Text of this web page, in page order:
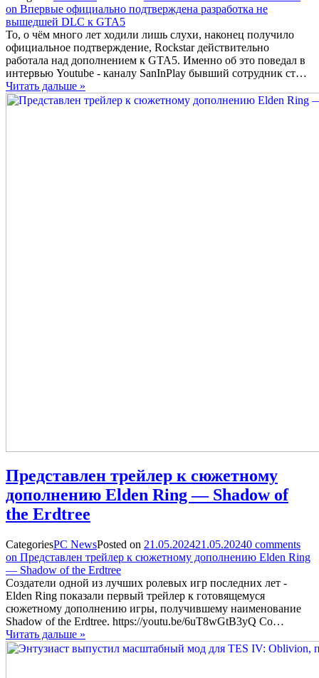
on Впервые официально подтверждена разработка не
вышедшей DLC к GTA5
То, о чём много лет ходили лишь слухи, наконец получило
официальное подтверждение, Rockstar действительно
работала над дополнением к GTA5. Именно об это поведал в
интервью Youtube - каналу SanInPlay бывший сотрудник ст…
Читать дальше »
Представлен трейлер к сюжетному
дополнению Elden Ring — Shadow of
the Erdtree
CategoriesPC NewsPosted on 21.05.202421.05.20240 comments
on Представлен трейлер к сюжетному дополнению Elden Ring
— Shadow of the Erdtree
Создатели одной из лучших ролевых игр последних лет -
Elden Ring показали первый трейлер к готовящемуся
сюжетному дополнению игры, получившему наименование
Shadow of the Erdtree. https://youtu.be/6uT8wGtB3yQ Со…
Читать дальше »